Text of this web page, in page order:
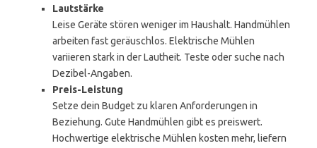
Lautstärke
Leise Geräte stören weniger im Haushalt. Handmühlen
arbeiten fast geräuschlos. Elektrische Mühlen
variieren stark in der Lautheit. Teste oder suche nach
Dezibel-Angaben.
Preis-Leistung
Setze dein Budget zu klaren Anforderungen in
Beziehung. Gute Handmühlen gibt es preiswert.
Hochwertige elektrische Mühlen kosten mehr, liefern